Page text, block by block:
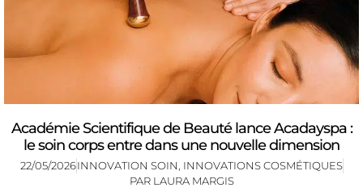
Académie Scientifique de Beauté lance Acadayspa :
le soin corps entre dans une nouvelle dimension
22/05/2026INNOVATION SOIN INNOVATIONS COSMÉTIQUES
PAR LAURA MARGIS